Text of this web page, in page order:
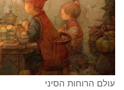
עולם הרוחות הסיני